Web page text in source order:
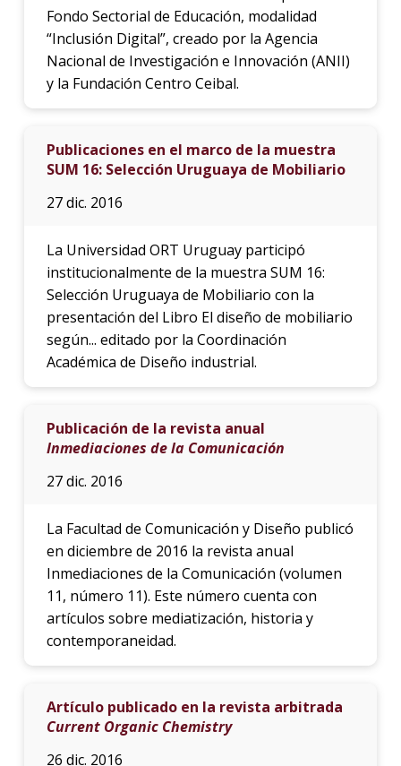
Fondo Sectorial de Educación, modalidad
“Inclusión Digital”, creado por la Agencia
Nacional de Investigación e Innovación (ANII)
y la Fundación Centro Ceibal.
Publicaciones en el marco de la muestra
SUM 16: Selección Uruguaya de Mobiliario
27 dic. 2016
La Universidad ORT Uruguay participó
institucionalmente de la muestra SUM 16:
Selección Uruguaya de Mobiliario con la
presentación del Libro El diseño de mobiliario
según... editado por la Coordinación
Académica de Diseño industrial.
Publicación de la revista anual
Inmediaciones de la Comunicación
27 dic. 2016
La Facultad de Comunicación y Diseño publicó
en diciembre de 2016 la revista anual
Inmediaciones de la Comunicación (volumen
11, número 11). Este número cuenta con
artículos sobre mediatización, historia y
contemporaneidad.
Artículo publicado en la revista arbitrada
Current Organic Chemistry
26 dic. 2016